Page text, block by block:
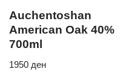
Auchentoshan
American Oak 40%
700ml
1950 ден